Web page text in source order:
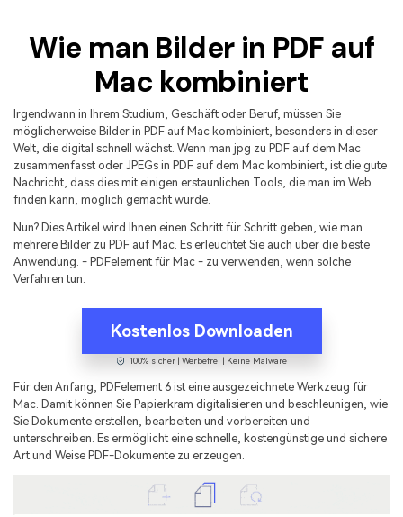
PDF-Daten extrahieren
PDF freigeben
eSign PDFs rechtmäßig Neu
Branchen
Bildung
IT-Dienstleistung
Rechtliches
Regierung
Veröffentlichung
Freiberufler
Was ist NEU
Benutzerhandbuch
PDFelement für Windows
PDFelement für Mac
PDFelement für iOS
Mehr erfahren
Bewertungen
Sehen Sie, was unsere Nutzer sagen.
Kostenlose PDF-Vorlagen
Bearbeiten, Drucken und Anpassen von kostenlosen Vorlagen.
PDF-Wissen
PDF-bezogene Informationen, die Sie benötigen.
Download-Zentrum
Laden Sie die leistungsstärksten und einfachsten PDF-Tools
Wie man Bilder in PDF auf
Mac kombiniert
Irgendwann in Ihrem Studium, Geschäft oder Beruf, müssen Sie
möglicherweise Bilder in PDF auf Mac kombiniert, besonders in dieser
Welt, die digital schnell wächst. Wenn man jpg zu PDF auf dem Mac
zusammenfasst oder JPEGs in PDF auf dem Mac kombiniert, ist die gute
Nachricht, dass dies mit einigen erstaunlichen Tools, die man im Web
finden kann, möglich gemacht wurde.
Nun? Dies Artikel wird Ihnen einen Schritt für Schritt geben, wie man
mehrere Bilder zu PDF auf Mac. Es erleuchtet Sie auch über die beste
Anwendung. - PDFelement für Mac - zu verwenden, wenn solche
Verfahren tun.
Kostenlos Downloaden
100% sicher | Werbefrei | Keine Malware
Für den Anfang, PDFelement 6 ist eine ausgezeichnete Werkzeug für
Mac. Damit können Sie Papierkram digitalisieren und beschleunigen, wie
Sie Dokumente erstellen, bearbeiten und vorbereiten und
unterschreiben. Es ermöglicht eine schnelle, kostengünstige und sichere
Art und Weise PDF-Dokumente zu erzeugen.